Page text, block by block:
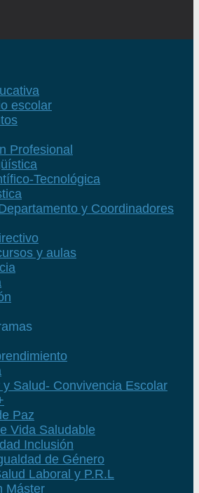
escolar
Profesional
Tecnológica
y Coordinadores
y aulas
y Salud- Convivencia Escolar
Paz
Vida Saludable
Inclusión
de Género
Laboral y P.R.L
Máster